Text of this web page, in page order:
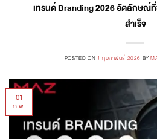
เทรนด์ Branding 2026 อัตลักษณ์
สำเร็จ
POSTED ON 1 กุมภาพันธ์ 2026 BY
01
ก.พ.